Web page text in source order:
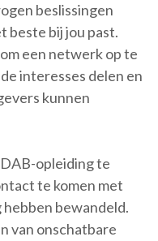
beslissingen
beste bij jou past.
een netwerk op te
interesses delen en
kunnen
opleiding te
te komen met
hebben bewandeld.
van onschatbare